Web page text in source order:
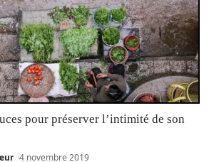
pour préserver l’intimité de son
4 novembre 2019